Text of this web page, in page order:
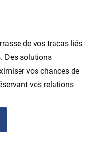
de vos tracas liés
Des solutions
vos chances de
vos relations